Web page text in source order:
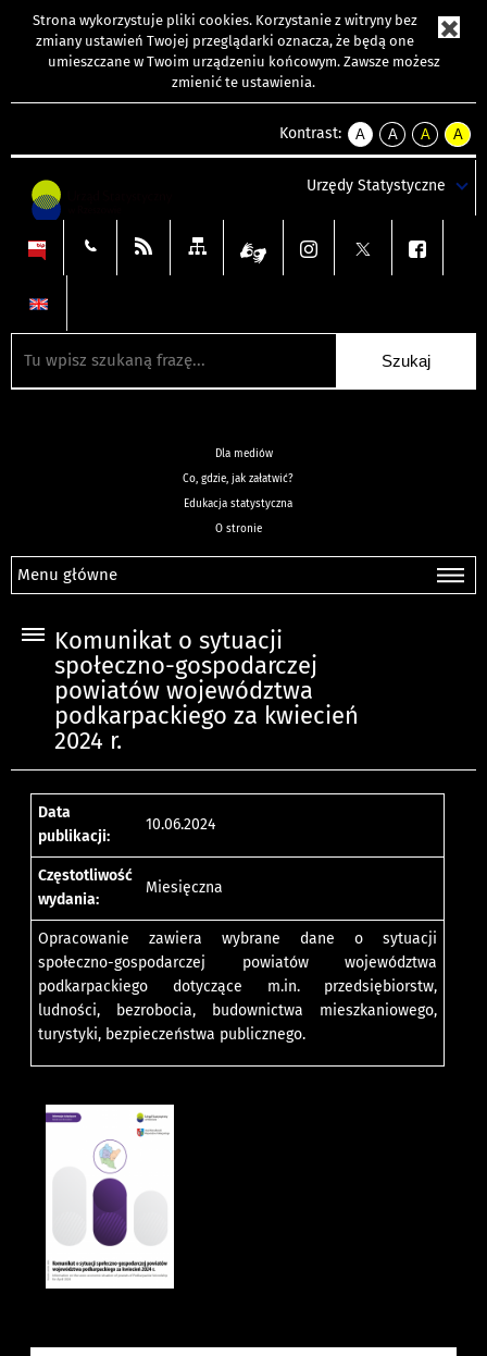
Strona wykorzystuje pliki cookies. Korzystanie z witryny bez
zmiany ustawień Twojej przeglądarki oznacza, że będą one
umieszczane w Twoim urządzeniu końcowym. Zawsze możesz
zmienić te ustawienia.
Kontrast:
A
kontrast
A
kontrast
tekst
czarnym
A
kontrast
tekst
czarnym
A
tekst
żółtym
Urzędy Statystyczne
Dla mediów
Co, gdzie, jak załatwić?
Edukacja statystyczna
O stronie
Menu główne
Komunikat o sytuacji
społeczno-gospodarczej
powiatów województwa
podkarpackiego za kwiecień
2024 r.
Data
publikacji:
10.06.2024
Częstotliwość
wydania:
Miesięczna
Opracowanie zawiera wybrane dane o sytuacji
społeczno-gospodarczej powiatów województwa
podkarpackiego dotyczące m.in. przedsiębiorstw,
ludności, bezrobocia, budownictwa mieszkaniowego,
turystyki, bezpieczeństwa publicznego.